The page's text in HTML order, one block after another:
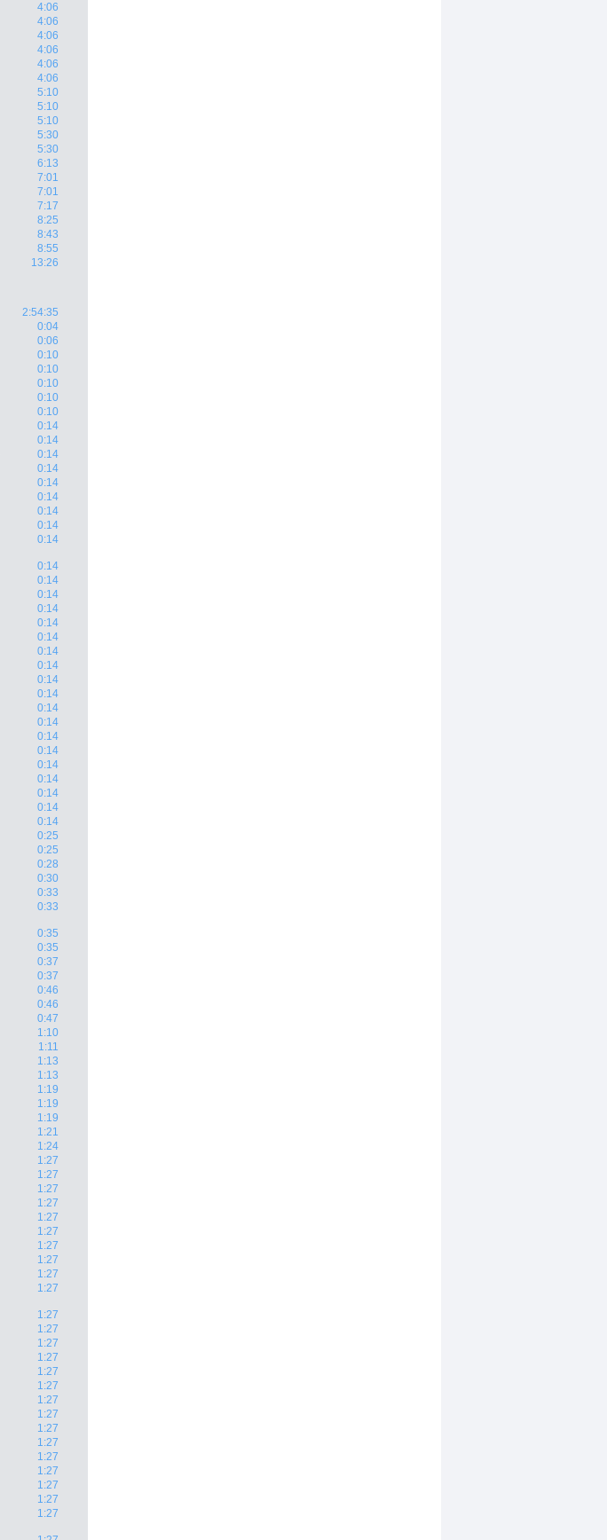
4:06
4:06
4:06
4:06
4:06
4:06
5:10
5:10
5:10
5:30
5:30
6:13
7:01
7:01
7:17
8:25
8:43
8:55
13:26
2:54:35
0:04
0:06
0:10
0:10
0:10
0:10
0:10
0:14
0:14
0:14
0:14
0:14
0:14
0:14
0:14
0:14
0:14
0:14
0:14
0:14
0:14
0:14
0:14
0:14
0:14
0:14
0:14
0:14
0:14
0:14
0:14
0:14
0:14
0:14
0:14
0:25
0:25
0:28
0:30
0:33
0:33
0:35
0:35
0:37
0:37
0:46
0:46
0:47
1:10
1:11
1:13
1:13
1:19
1:19
1:19
1:21
1:24
1:27
1:27
1:27
1:27
1:27
1:27
1:27
1:27
1:27
1:27
1:27
1:27
1:27
1:27
1:27
1:27
1:27
1:27
1:27
1:27
1:27
1:27
1:27
1:27
1:27